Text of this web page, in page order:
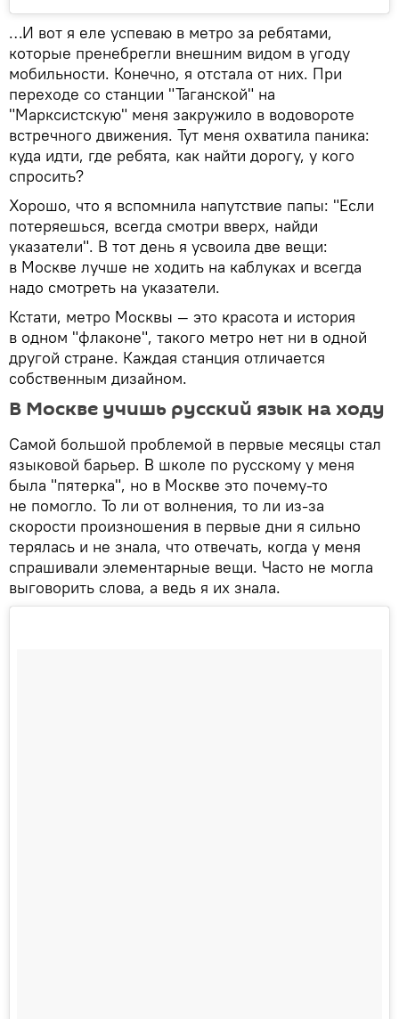
…И вот я еле успеваю в метро за ребятами,
которые пренебрегли внешним видом в угоду
мобильности. Конечно, я отстала от них. При
переходе со станции "Таганской" на
"Марксистскую" меня закружило в водовороте
встречного движения. Тут меня охватила паника:
куда идти, где ребята, как найти дорогу, у кого
спросить?
Хорошо, что я вспомнила напутствие папы: "Если
потеряешься, всегда смотри вверх, найди
указатели". В тот день я усвоила две вещи:
в Москве лучше не ходить на каблуках и всегда
надо смотреть на указатели.
Кстати, метро Москвы — это красота и история
в одном "флаконе", такого метро нет ни в одной
другой стране. Каждая станция отличается
собственным дизайном.
В Москве учишь русский язык на ходу
Самой большой проблемой в первые месяцы стал
языковой барьер. В школе по русскому у меня
была "пятерка", но в Москве это почему-то
не помогло. То ли от волнения, то ли из-за
скорости произношения в первые дни я сильно
терялась и не знала, что отвечать, когда у меня
спрашивали элементарные вещи. Часто не могла
выговорить слова, а ведь я их знала.